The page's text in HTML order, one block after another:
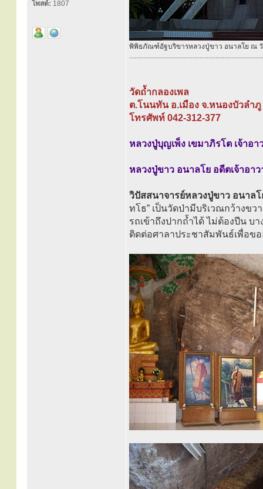
โพสต์: 1807
พิพิธภัณฑ์อัฐบริขารหลวงปู่ขาว อนาลโย ณ วั
............................................................................
วัดถ้ำกลองเพล
ต.โนนทัน อ.เมือง จ.หนองบัวลำภู
โทรศัพท์ 042-312-377
หลวงปู่บุญเพ็ง เขมาภิรโต เจ้าอ
หลวงปู่ขาว อนาลโย อดีตเจ้าอาว
วิปัสสนาจารย์หลวงปู่ขาว อนาล
ทโธ” เป็นวัดป่ามีบริเวณกว้างข
รถเข้าถึงปากถ้ำได้ ไม่ต้องปีน บ
ติดต่อศาลาประชาสัมพันธ์เพื่อข